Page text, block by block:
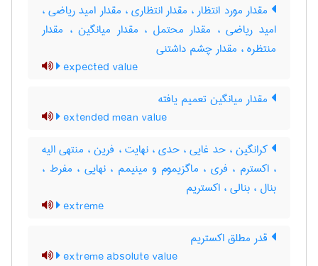
مقدار مورد انتظار ، مقدار انتظاری ، مقدار امید ریاضی ،
امید ریاضی ، مقدار محتمل ، مقدار میانگین ، مقدار
منتظره ، مقدار چشم داشتنی
expected value
مقدار میانگین تعمیم یافته
extended mean value
کرانگین ، حد غایی ، حدی ، نهایت ، فرین ، منتهی الیه
، اکسترم ، فری ، ماگزیموم و مینیمم ، ‌نهایی ، ‌مفرط ،
بنال ، ‌بنالی ، اکستریم
extreme
قدر مطلق اکستریم
extreme absolute value